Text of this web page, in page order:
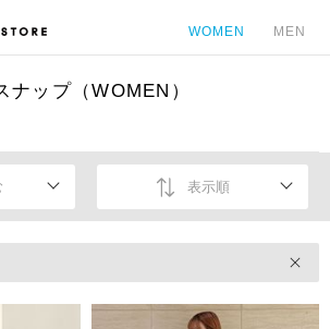
WOMEN MEN
ナップ（WOMEN）
表示順